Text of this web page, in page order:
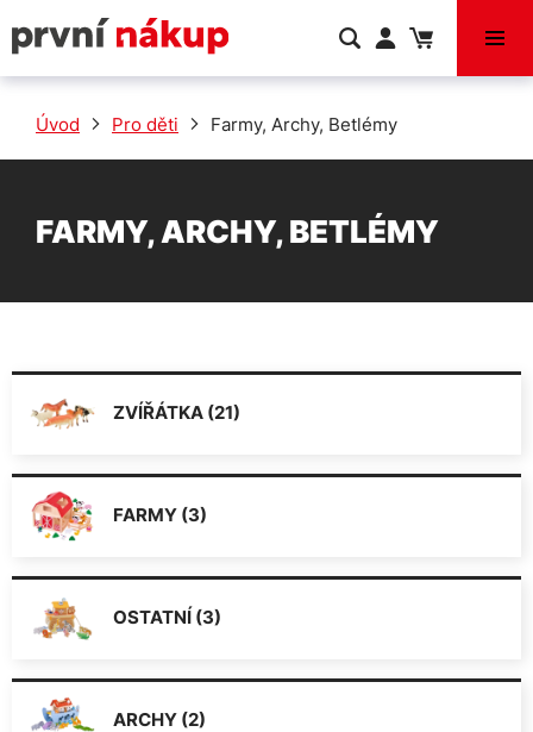
VÝPRODEJ
Úvod Pro děti Farmy, Archy, Betlémy
FARMY, ARCHY, BETLÉMY
ZVÍŘÁTKA (21)
FARMY (3)
OSTATNÍ (3)
ARCHY (2)